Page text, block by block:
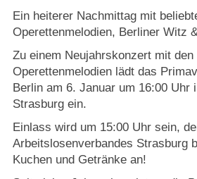
Sprache/Language
Ein heiterer Nachmittag mit
Operettenmelodien, Berliner Witz
Zu einem Neujahrskonzert mit
Operettenmelodien lädt das
Berlin am 6. Januar um 16:00 Uhr
Strasburg ein.
Einlass wird um 15:00 Uhr sein,
Arbeitslosenverbandes Strasburg
Kuchen und Getränke an!